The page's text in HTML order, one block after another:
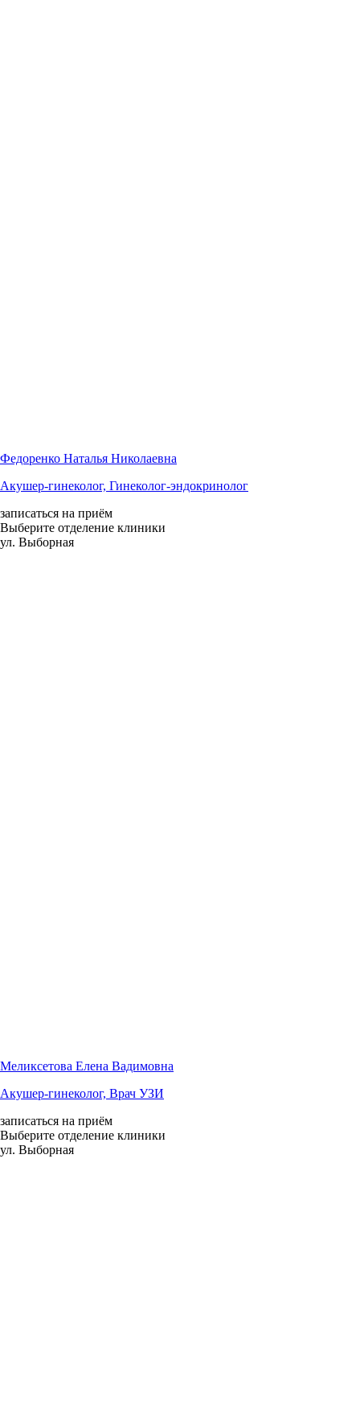
Федоренко Наталья Николаевна
Акушер-гинеколог, Гинеколог-эндокринолог
записаться на приём
Выберите отделение клиники
ул. Выборная
Меликсетова Елена Вадимовна
Акушер-гинеколог, Врач УЗИ
записаться на приём
Выберите отделение клиники
ул. Выборная